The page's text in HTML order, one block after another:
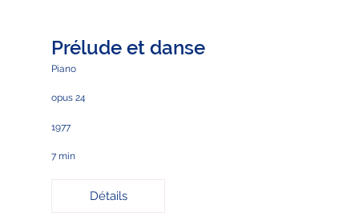
Prélude et danse
Piano
opus 24
1977
7 min
Détails